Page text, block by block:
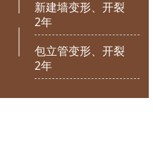
新建墙变形、开裂
2年
包立管变形、开裂
2年